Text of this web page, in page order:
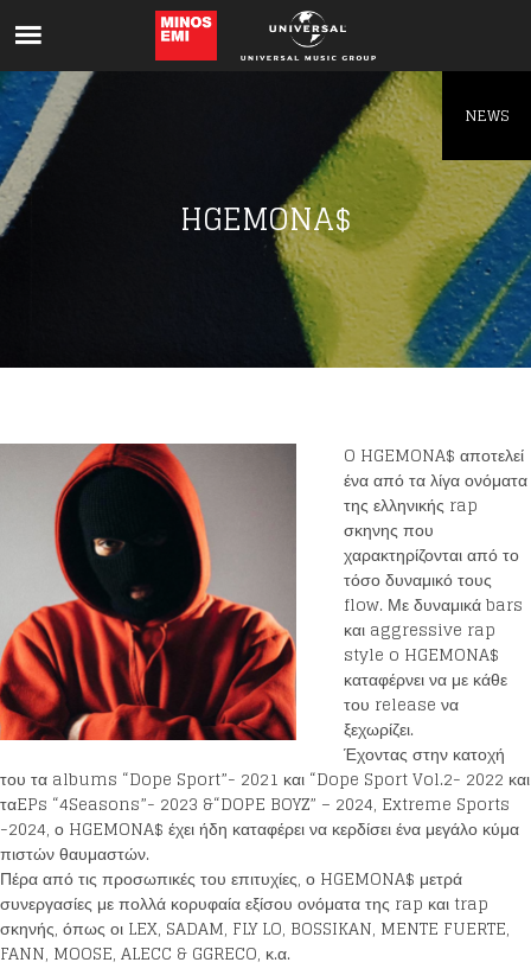
HGEMONA$
O HGEMONA$ αποτελεί
ένα από τα λίγα ονόματα
της ελληνικής rap
σκηνης που
χαρακτηρίζονται από το
τόσο δυναμικό τους
flow. Με δυναμικά bars
και aggressive rap
style o HGEMONA$
καταφέρνει να με κάθε
του release να
ξεχωρίζει.
Έχοντας στην κατοχή
του τα albums “Dope Sport”- 2021 και “Dope Sport Vol.2- 2022 και
ταEPs “4Seasons”- 2023 &“DOPE BOYZ” – 2024, Extreme Sports
-2024, ο HGEMONA$ έχει ήδη καταφέρει να κερδίσει ένα μεγάλο κύμα
πιστών θαυμαστών.
Πέρα από τις προσωπικές του επιτυχίες, ο HGEMONA$ μετρά
συνεργασίες με πολλά κορυφαία εξίσου ονόματα της rap και trap
σκηνής, όπως οι LEX, SADAM, FLY LO, BOSSIKAN, MENTE FUERTE,
FANN, MOOSE, ALECC & GGRECO, κ.α.
NEWS
Like being first?
Get news from your favorite artists before
everyone else.